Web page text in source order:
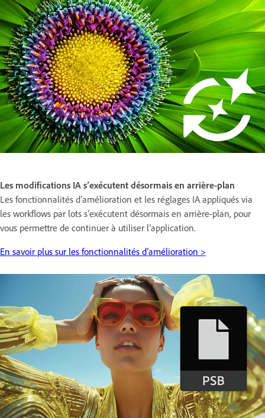
Les modifications IA s’exécutent désormais en arrière-plan
Les fonctionnalités d’amélioration et les réglages IA appliqués via
les workflows par lots s’exécutent désormais en arrière-plan, pour
vous permettre de continuer à utiliser l’application.
En savoir plus sur les fonctionnalités d’amélioration >